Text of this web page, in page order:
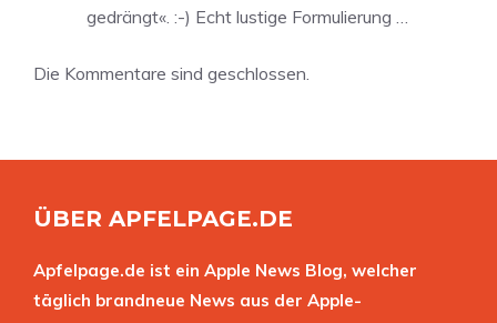
gedrängt«. :-) Echt lustige Formulierung …
Die Kommentare sind geschlossen.
ÜBER APFELPAGE.DE
Apfelpage.de ist ein Apple News Blog, welcher
täglich brandneue News aus der Apple-